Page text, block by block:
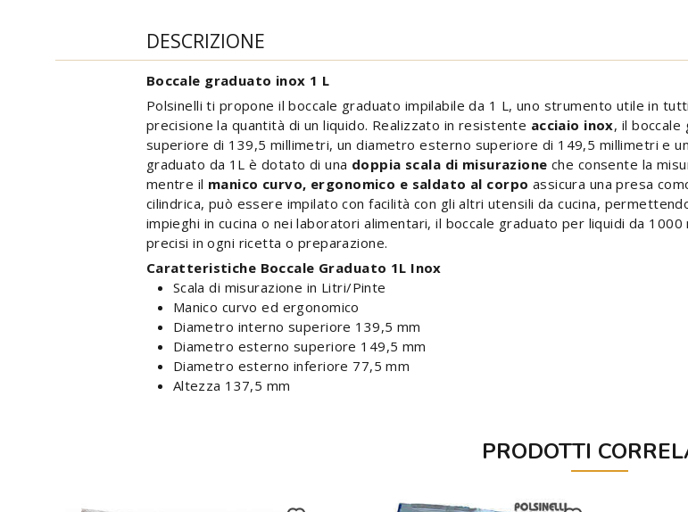
DESCRIZIONE
Boccale graduato inox 1 L
Polsinelli ti propone il boccale graduato impilabile da 1 L, uno strumento utile in
precisione la quantità di un liquido. Realizzato in resistente acciaio inox, il
superiore di 139,5 millimetri, un diametro esterno superiore di 149,5 millimetri e
graduato da 1L è dotato di una doppia scala di misurazione che consente la
mentre il manico curvo, ergonomico e saldato al corpo assicura una presa
cilindrica, può essere impilato con facilità con gli altri utensili da cucina,
impieghi in cucina o nei laboratori alimentari, il boccale graduato per liquidi da
precisi in ogni ricetta o preparazione.
Caratteristiche Boccale Graduato 1L Inox
Scala di misurazione in Litri/Pinte
Manico curvo ed ergonomico
Diametro interno superiore 139,5 mm
Diametro esterno superiore 149,5 mm
Diametro esterno inferiore 77,5 mm
Altezza 137,5 mm
PRODOTTI